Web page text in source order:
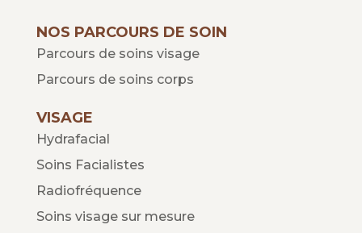
NOS PARCOURS DE SOIN
Parcours de soins visage
Parcours de soins corps
VISAGE
Hydrafacial
Soins Facialistes
Radiofréquence
Soins visage sur mesure